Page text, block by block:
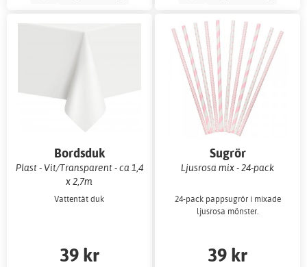
Bordsduk
Plast - Vit/Transparent - ca 1,4
x 2,7m
Vattentät duk
39 kr
Sugrör
Ljusrosa mix - 24-pack
24-pack pappsugrör i mixade
ljusrosa mönster.
39 kr